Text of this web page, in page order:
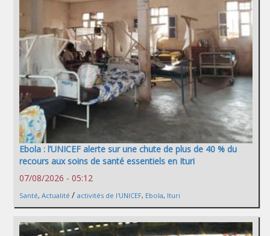
Ebola : l’UNICEF alerte sur une chute de plus de 40 % du
recours aux soins de santé essentiels en Ituri
07/08/2026 - 05:12
Santé, Actualité / activités de l'UNICEF, Ebola, Ituri